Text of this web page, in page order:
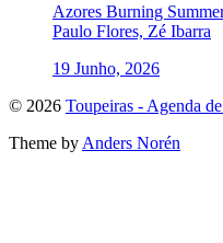
Azores Burning
Paulo Flores, Zé Ibarra
19 Junho, 2026
To
top
© 2026 Toupeiras - Agenda
Theme by Anders Norén